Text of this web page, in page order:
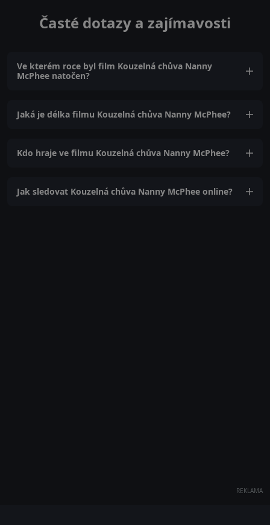
Časté dotazy a zajímavosti
Ve kterém roce byl film Kouzelná chůva Nanny
McPhee natočen?
Jaká je délka filmu Kouzelná chůva Nanny McPhee?
Kdo hraje ve filmu Kouzelná chůva Nanny McPhee?
Jak sledovat Kouzelná chůva Nanny McPhee online?
REKLAMA